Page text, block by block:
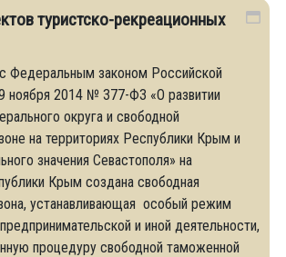
туристско-рекреационных
Федеральным законом Российской
ноября 2014 № 377-ФЗ «О развитии
округа и свободной
на территориях Республики Крым и
значения Севастополя» на
Крым создана свободная
устанавливающая особый режим
и иной деятельности,
процедуру свободной таможенной